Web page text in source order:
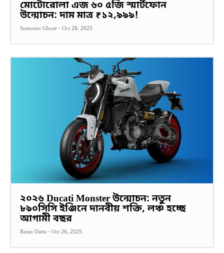
মোটোরোলা এজ ৬০ ৫জি স্মার্টফোন
উন্মোচন: দাম মাত্র ₹১২,৯৯৯!
Sumonto Ghose - Oct 28, 2025
২০২৬ Ducati Monster উন্মোচন: নতুন
৮৯০সিসি ইঞ্জিনে দানবীয় শক্তি, লঞ্চ হচ্ছে
আগামী বছর
Ratan Datta - Oct 26, 2025